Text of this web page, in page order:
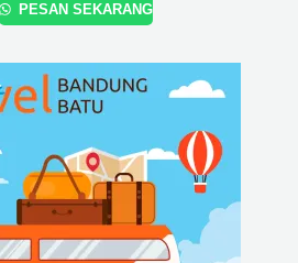
PESAN SEKARANG